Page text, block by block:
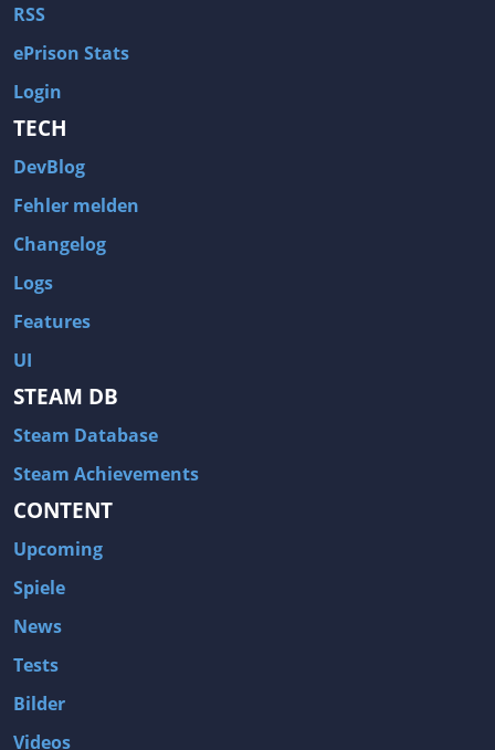
RSS
ePrison Stats
Login
TECH
DevBlog
Fehler melden
Changelog
Logs
Features
UI
STEAM DB
Steam Database
Steam Achievements
CONTENT
Upcoming
Spiele
News
Tests
Bilder
Videos